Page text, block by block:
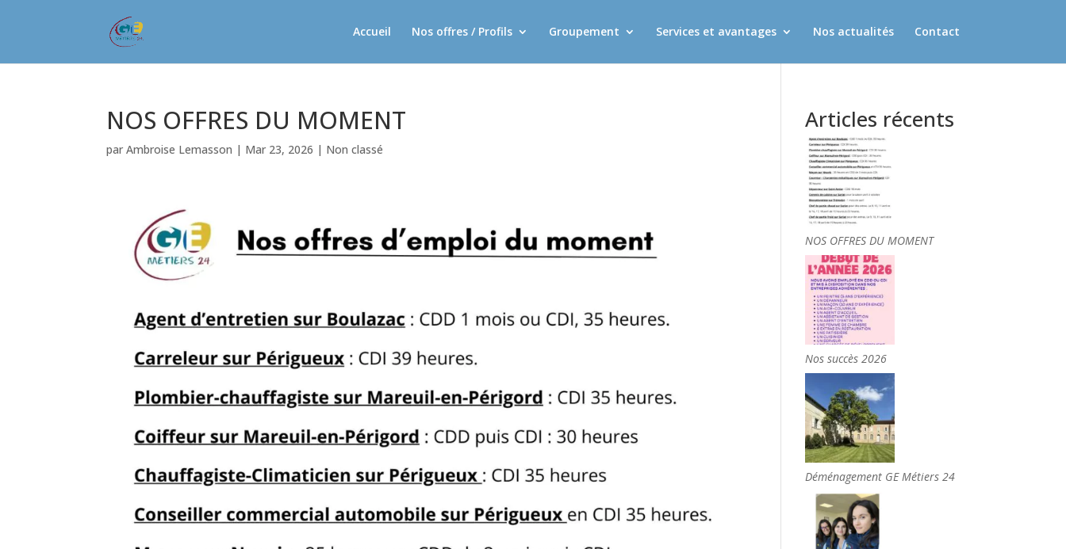
Accueil Nos offres / Profils Groupement Services et avantages Nos actualités Contact
NOS OFFRES DU MOMENT
parAmbroise Lemasson | Mar 23, 2026 | Non classé
Articles récents
NOS OFFRES DU MOMENT
Nos succès 2026
Déménagement GE Métiers 24